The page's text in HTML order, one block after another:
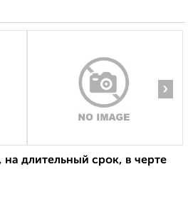
›
длительный срок, в черте